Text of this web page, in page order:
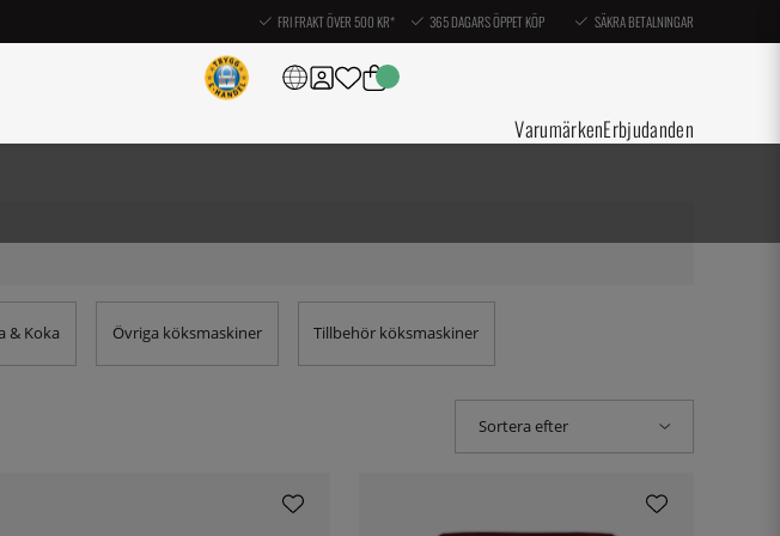
FRI FRAKT ÖVER 500 KR* 365 DAGARS ÖPPET KÖP SÄKRA BETALNINGAR
VarumärkenErbjudanden
& Koka Övriga köksmaskiner Tillbehör köksmaskiner
Sortera efter